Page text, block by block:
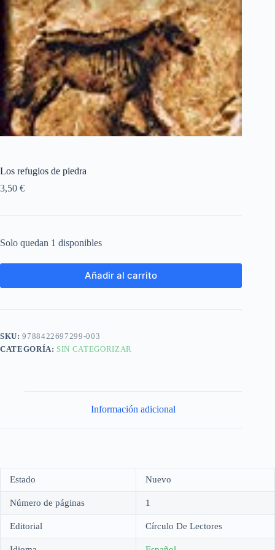
Los refugios de piedra
3,50 €
Solo quedan 1 disponibles
Añadir al carrito
SKU:9788422697299-003
CATEGORÍA: SIN CATEGORIZAR
Información adicional
Estado Nuevo
Número de páginas 1
Editorial Círculo De Lectores